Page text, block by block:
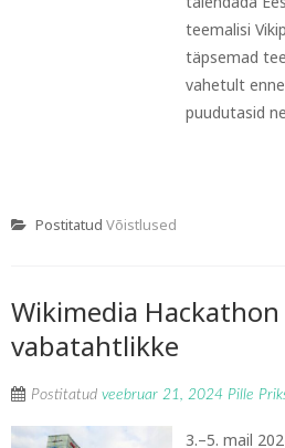
teemalisi
täpsemad
vahetult
puudutasid
Postitatud Võistlused
Wikimedia
vabatahtlikke
Postitatud veebruar 21, 2024 Pille
3.–5. mail